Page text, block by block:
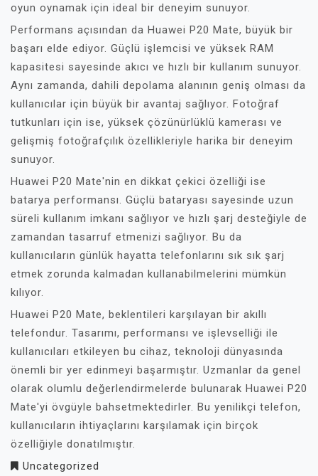
oyun oynamak için ideal bir deneyim sunuyor.
Performans açısından da Huawei P20 Mate, büyük bir
başarı elde ediyor. Güçlü işlemcisi ve yüksek RAM
kapasitesi sayesinde akıcı ve hızlı bir kullanım sunuyor.
Aynı zamanda, dahili depolama alanının geniş olması da
kullanıcılar için büyük bir avantaj sağlıyor. Fotoğraf
tutkunları için ise, yüksek çözünürlüklü kamerası ve
gelişmiş fotoğrafçılık özellikleriyle harika bir deneyim
sunuyor.
Huawei P20 Mate'nin en dikkat çekici özelliği ise
batarya performansı. Güçlü bataryası sayesinde uzun
süreli kullanım imkanı sağlıyor ve hızlı şarj desteğiyle de
zamandan tasarruf etmenizi sağlıyor. Bu da
kullanıcıların günlük hayatta telefonlarını sık sık şarj
etmek zorunda kalmadan kullanabilmelerini mümkün
kılıyor.
Huawei P20 Mate, beklentileri karşılayan bir akıllı
telefondur. Tasarımı, performansı ve işlevselliği ile
kullanıcıları etkileyen bu cihaz, teknoloji dünyasında
önemli bir yer edinmeyi başarmıştır. Uzmanlar da genel
olarak olumlu değerlendirmelerde bulunarak Huawei P20
Mate'yi övgüyle bahsetmektedirler. Bu yenilikçi telefon,
kullanıcıların ihtiyaçlarını karşılamak için birçok
özelliğiyle donatılmıştır.
Uncategorized